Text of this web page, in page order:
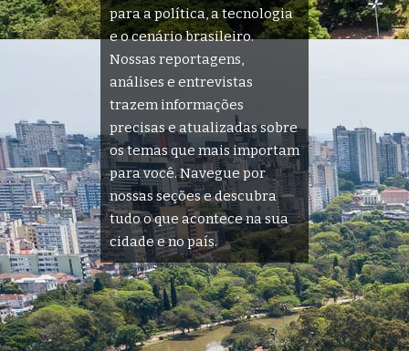
para a política, a tecnologia
e o cenário brasileiro.
Nossas reportagens,
análises e entrevistas
trazem informações
precisas e atualizadas sobre
os temas que mais importam
para você. Navegue por
nossas seções e descubra
tudo o que acontece na sua
cidade e no país.